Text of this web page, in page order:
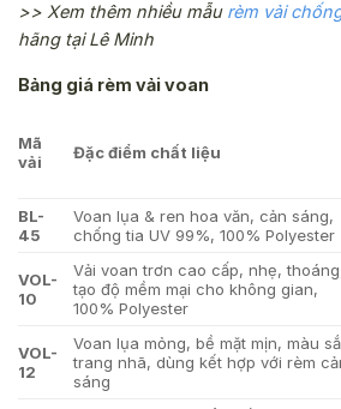
>> Xem thêm nhiều mẫu rèm vải
hãng tại Lê Minh
Bảng giá rèm vải voan
Mã
vải
Đặc điểm chất liệu
BL-
45
Voan lụa & ren hoa văn, cản sáng,
chống tia UV 99%, 100% Polyester
VOL-
10
Vải voan trơn cao cấp, nhẹ,
tạo độ mềm mại cho không gian,
100% Polyester
VOL-
12
Voan lụa mỏng, bề mặt mịn, màu
trang nhã, dùng kết hợp với rèm
sáng